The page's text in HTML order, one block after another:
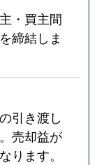
・買主間
締結しま
引き渡し
売却益が
ります。